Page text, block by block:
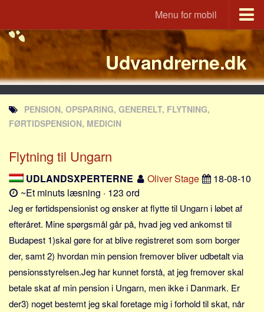
Menu for mobil
Portal
Udvandrerne.dk
Utvandrerne.no
Utvandrarna.se
Tyskland.dk
Rusland.dk
JLKM.dk
Lande
Tyrkiet
Frankrig
Sverige
Norge
Thailand
Udvandrerne.dk
PENSION, OPSPARING, GENERELT, FLYTNING,
FØRTIDSPENSION, MEDICIN
Flytning til Ungarn
UDLANDSXPERTERNE Oliver Stage
18-08-10
~Et minuts læsning · 123 ord
Jeg er førtidspensionist og ønsker at flytte til Ungarn i løbet af
efteråret. Mine spørgsmål går på, hvad jeg ved ankomst til
Budapest 1)skal gøre for at blive registreret som som borger
der, samt 2) hvordan min pension fremover bliver udbetalt via
pensionsstyrelsen.Jeg har kunnet forstå, at jeg fremover skal
betale skat af min pension i Ungarn, men ikke i Danmark. Er
der3) noget bestemt jeg skal foretage mig i forhold til skat, når